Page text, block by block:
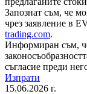
Запознат съм, че
чрез заявление в
trading.com.
Информиран съм, че
съгласие преди
Изпрати
15.06.2026 г.